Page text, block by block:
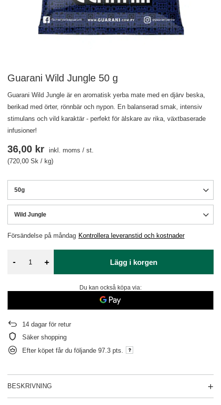
Guarani Wild Jungle 50 g
Guarani Wild Jungle är en aromatisk yerba mate med en djärv beska,
berikad med örter, rönnbär och nypon. En balanserad smak, intensiv
stimulans och vild karaktär - perfekt för älskare av rika, växtbaserade
infusioner!
50g
Wild Jungle
Försändelse på måndag Kontrollera leveranstid och kostnader
36,00 kr inkl. moms / st.
(720,00 Sk / kg)
- + Lägg i korgen
Du kan också köpa via:
14 dagar för retur
Säker shopping
Efter köpet får du följande 97.3 pts.
BESKRIVNING